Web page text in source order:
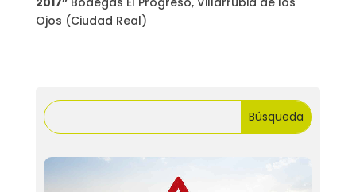
Ojos (Ciudad Real)